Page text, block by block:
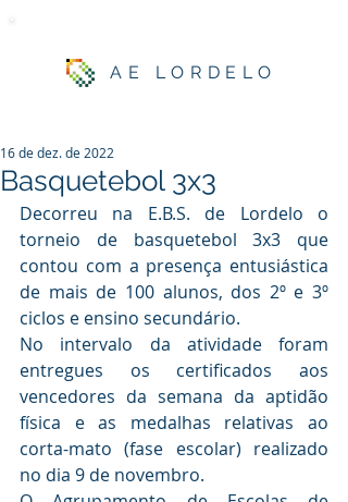
AE LORDELO
Basquetebol 3x3
16 de dez. de 2022
Decorreu na E.B.S. de Lordelo o
torneio de basquetebol 3x3 que
contou com a presença entusiástica
de mais de 100 alunos, dos 2º e 3º
ciclos e ensino secundário.
No intervalo da atividade foram
entregues os certificados aos
vencedores da semana da aptidão
física e as medalhas relativas ao
corta-mato (fase escolar) realizado
no dia 9 de novembro.